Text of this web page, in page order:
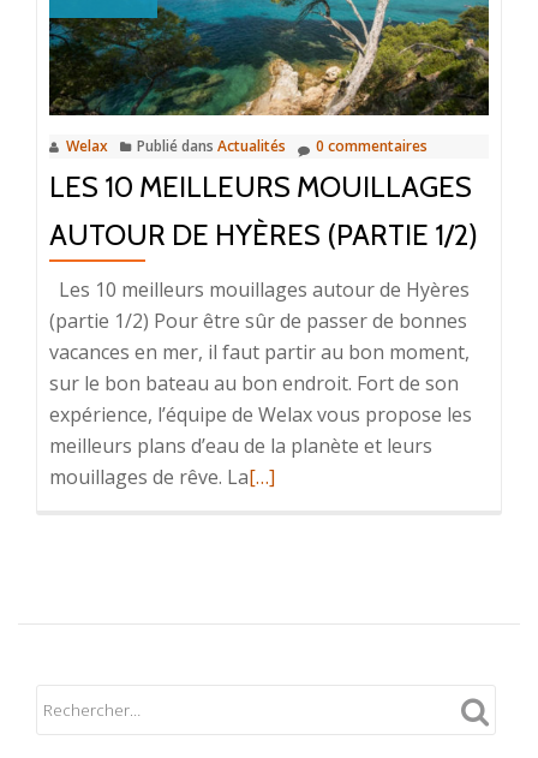
Welax Publié dans Actualités 0 commentaires
LES 10 MEILLEURS MOUILLAGES
AUTOUR DE HYÈRES (PARTIE 1/2)
Les 10 meilleurs mouillages autour de Hyères
(partie 1/2) Pour être sûr de passer de bonnes
vacances en mer, il faut partir au bon moment,
sur le bon bateau au bon endroit. Fort de son
expérience, l’équipe de Welax vous propose les
meilleurs plans d’eau de la planète et leurs
mouillages de rêve. LaEn
meilleurs
autour
[…]